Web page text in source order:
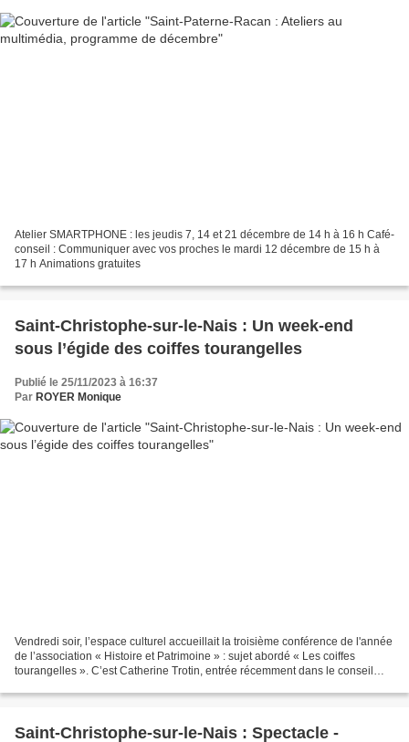
Atelier SMARTPHONE : les jeudis 7, 14 et 21 décembre de 14 h à 16 h Café-
conseil : Communiquer avec vos proches le mardi 12 décembre de 15 h à
17 h Animations gratuites
Saint-Christophe-sur-le-Nais : Un week-end
sous l’égide des coiffes tourangelles
Publié le 25/11/2023 à 16:37
Par ROYER Monique
Vendredi soir, l’espace culturel accueillait la troisième conférence de l'année
de l’association « Histoire et Patrimoine » : sujet abordé « Les coiffes
tourangelles ». C’est Catherine Trotin, entrée récemment dans le conseil
Saint-Christophe-sur-le-Nais : Spectacle -